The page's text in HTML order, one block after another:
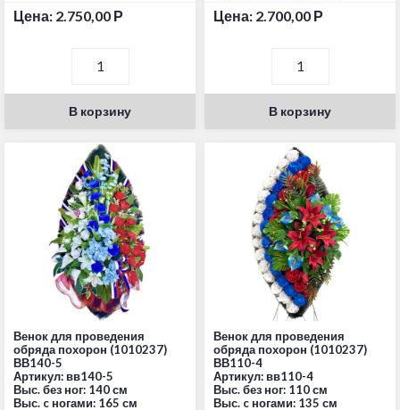
Цена: 2.750,00 Р
В корзину
Цена: 2.700,00 Р
В корзину
Венок для проведения
обряда похорон (1010237)
ВВ140-5
Артикул: вв140-5
Выс. без ног: 140 см
Выс. c ногами: 165 см
Венок для проведения
обряда похорон (1010237)
ВВ110-4
Артикул: вв110-4
Выс. без ног: 110 см
Выс. c ногами: 135 см